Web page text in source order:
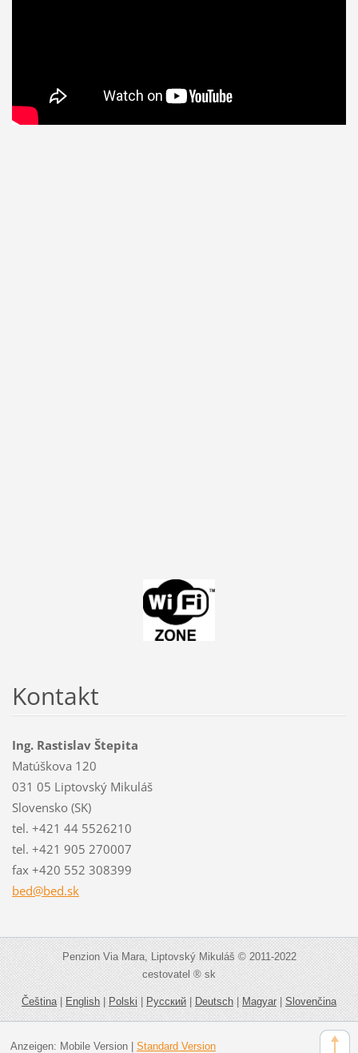
Kontakt
Ing. Rastislav Štepita
Matúškova 120
031 05 Liptovský Mikuláš
Slovensko (SK)
tel. +421 44 5526210
tel. +421 905 270007
fax +420 552 308399
bed@bed.sk
Penzion Via Mara, Liptovský Mikuláš © 2011-2022
cestovatel ® sk
Čeština|English|Polski|Русский|Deutsch|Magyar|Slovenčina
Anzeigen: Mobile Version| Standard Version